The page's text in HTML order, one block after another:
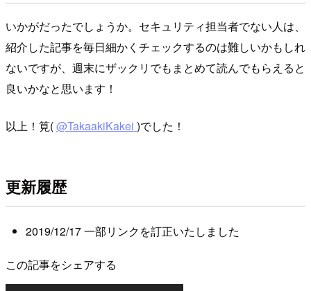
いかがだったでしょうか。セキュリティ担当者でない人は、
紹介した記事を毎日細かくチェックするのは難しいかもしれ
ないですが、週末にザックリでもまとめて読んでもらえると
良いかなと思います！
以上！筧(@TakaakiKakei )でした！
更新履歴
2019/12/17 一部リンクを訂正いたしました
この記事をシェアする